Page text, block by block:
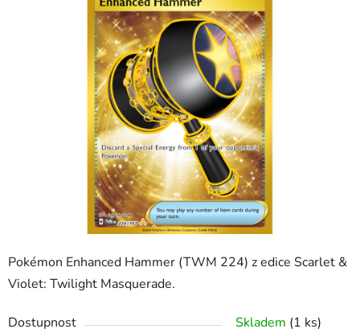
Pokémon Enhanced Hammer (TWM 224) z edice Scarlet &
Violet: Twilight Masquerade.
Dostupnost Skladem (1 ks)